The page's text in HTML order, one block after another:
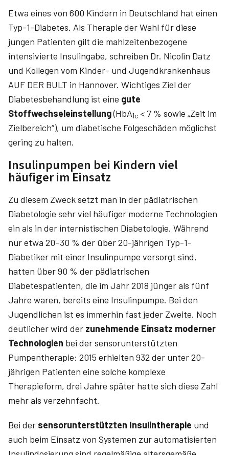
Etwa eines von 600 Kindern in Deutschland hat einen
Typ-1-Diabetes. Als Therapie der Wahl für diese
jungen Patienten gilt die mahlzeitenbezogene
intensivierte Insulingabe, schreiben Dr. Nicolin Datz
und Kollegen vom Kinder- und Jugendkrankenhaus
AUF DER BULT in Hannover. Wichtiges Ziel der
Diabetesbehandlung ist eine gute
Stoffwechseleinstellung(HbA1c < 7 % sowie „Zeit im
Zielbereich“), um diabetische Folgeschäden möglichst
gering zu halten.
Insulinpumpen bei Kindern viel
häufiger im Einsatz
Zu diesem Zweck setzt man in der pädiatrischen
Diabetologie sehr viel häufiger moderne Technologien
ein als in der internistischen Diabetologie. Während
nur etwa 20–30 % der über 20-jährigen Typ-1-
Diabetiker mit einer Insulinpumpe versorgt sind,
hatten über 90 % der pädiatrischen
Diabetespatienten, die im Jahr 2018 jünger als fünf
Jahre waren, bereits eine Insulinpumpe. Bei den
Jugendlichen ist es immerhin fast jeder Zweite. Noch
deutlicher wird der zunehmende Einsatz moderner
Technologien bei der sensorunterstützten
Pumpentherapie: 2015 erhielten 932 der unter 20-
jährigen Patienten eine solche komplexe
Therapieform, drei Jahre später hatte sich diese Zahl
mehr als verzehnfacht.
Bei der sensorunterstützten Insulintherapie und
auch beim Einsatz von Systemen zur automatisierten